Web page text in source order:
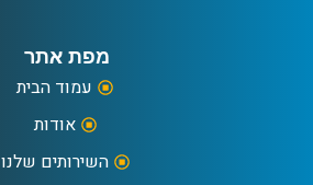
מפת אתר
עמוד הבית
אודות
השירותים שלנו